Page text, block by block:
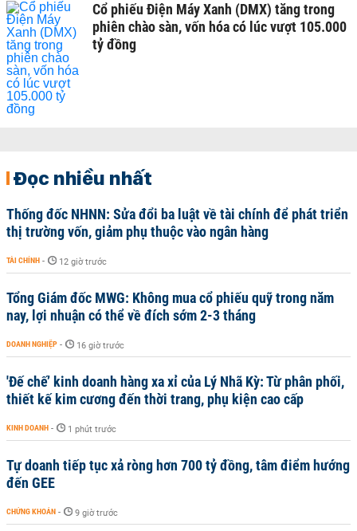
Cổ phiếu Điện Máy Xanh (DMX) tăng trong
phiên chào sàn, vốn hóa có lúc vượt 105.000
tỷ đồng
Đọc nhiều nhất
Thống đốc NHNN: Sửa đổi ba luật về tài chính để phát triển
thị trường vốn, giảm phụ thuộc vào ngân hàng
TÀI CHÍNH - 12 giờ trước
Tổng Giám đốc MWG: Không mua cổ phiếu quỹ trong năm
nay, lợi nhuận có thể về đích sớm 2-3 tháng
DOANH NGHIỆP - 16 giờ trước
'Đế chế’ kinh doanh hàng xa xỉ của Lý Nhã Kỳ: Từ phân phối,
thiết kế kim cương đến thời trang, phụ kiện cao cấp
KINH DOANH - 1 phút trước
Tự doanh tiếp tục xả ròng hơn 700 tỷ đồng, tâm điểm hướng
đến GEE
CHỨNG KHOÁN - 9 giờ trước